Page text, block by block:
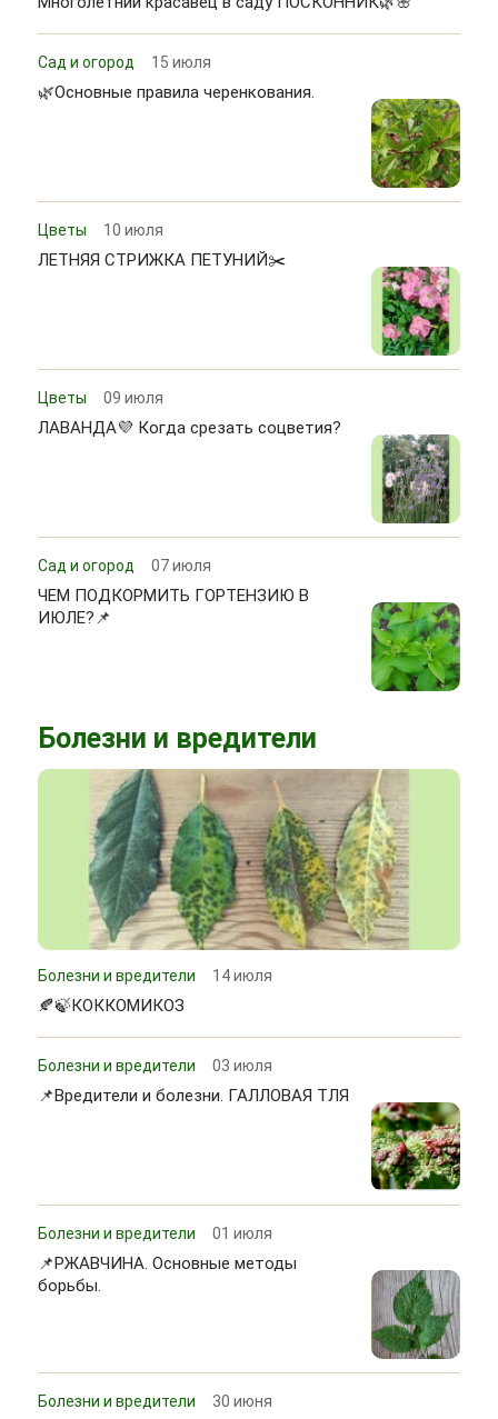
Сад и огород 15 июля
🌿Основные правила черенкования.
Цветы 10 июля
ЛЕТНЯЯ СТРИЖКА ПЕТУНИЙ✂️
Цветы 09 июля
ЛАВАНДА💜 Когда срезать соцветия?
Сад и огород 07 июля
ЧЕМ ПОДКОРМИТЬ ГОРТЕНЗИЮ В
ИЮЛЕ?📌
Болезни и вредители
Болезни и вредители 14 июля
🍂🍃КОККОМИКОЗ
Болезни и вредители 03 июля
📌Вредители и болезни. ГАЛЛОВАЯ ТЛЯ
Болезни и вредители 01 июля
📌РЖАВЧИНА. Основные методы
борьбы.
Болезни и вредители 30 июня